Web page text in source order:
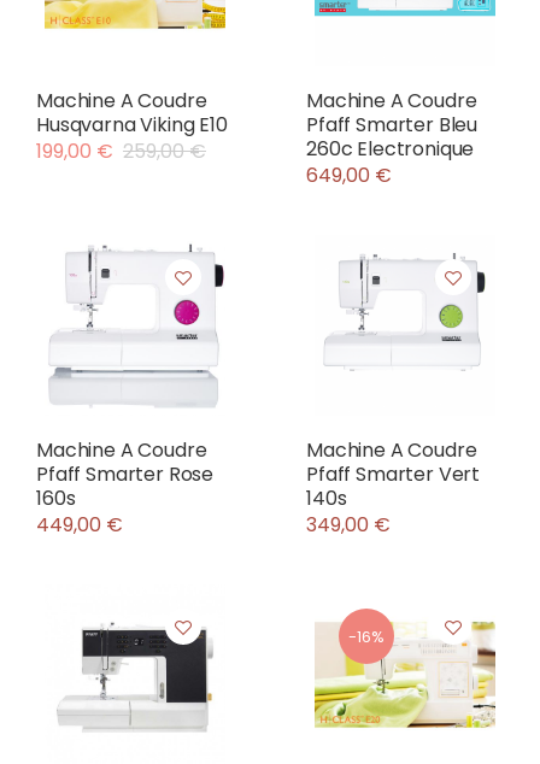
Machine A Coudre
Husqvarna Viking E10
199,00 € 259,00 €
Machine A Coudre
Pfaff Smarter Bleu
260c Electronique
649,00 €
Machine A Coudre
Pfaff Smarter Rose
160s
449,00 €
Machine A Coudre
Pfaff Smarter Vert
140s
349,00 €
-16%